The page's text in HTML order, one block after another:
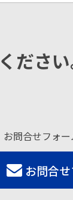
ださい
お問合せフォ
お問合